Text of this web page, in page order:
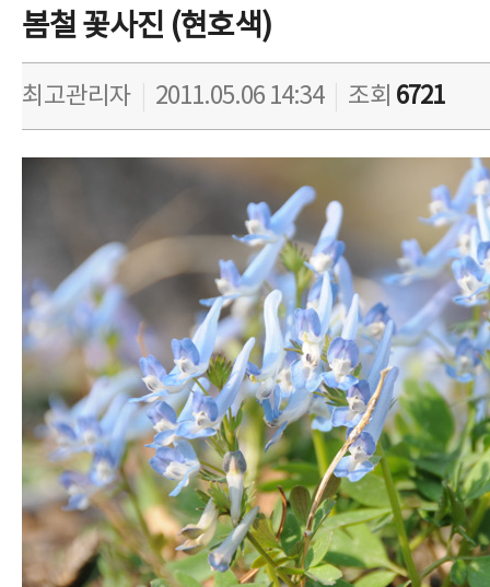
봄철 꽃사진 (현호색)
최고관리자 2011.05.06 14:34 조회 6721